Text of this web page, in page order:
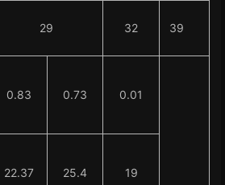
29 32 39
0.83 0.73 0.01
22.37 25.4 19